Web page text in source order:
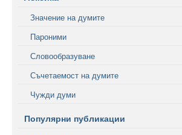
Значение на думите
Пароними
Словообразуване
Съчетаемост на думите
Чужди думи
Популярни публикации